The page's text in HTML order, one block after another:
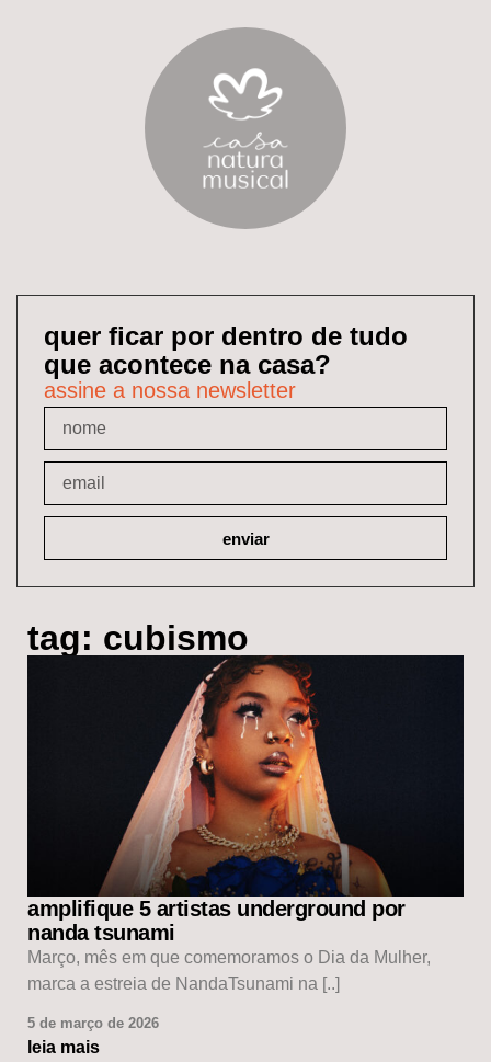
quer ficar por dentro de tudo
que acontece na casa?
assine a nossa newsletter
enviar
tag: cubismo
amplifique 5 artistas underground por
nanda tsunami
Março, mês em que comemoramos o Dia da Mulher,
marca a estreia de NandaTsunami na [..]
5 de março de 2026
leia mais